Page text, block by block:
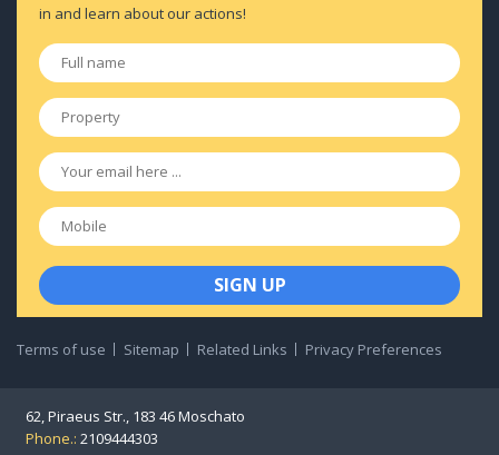
in and learn about our actions!
Full
name
*
Property
Email
Mobile
Terms of use Sitemap Related Links Privacy Preferences
62, Piraeus Str., 183 46 Moschato
Phone.: 2109444303